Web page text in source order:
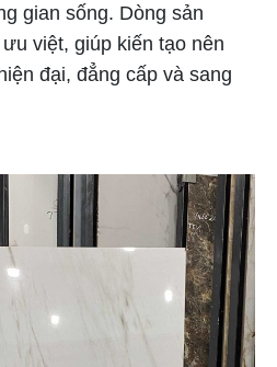
gian sống. Dòng sản
việt, giúp kiến tạo nên
đại, đẳng cấp và sang